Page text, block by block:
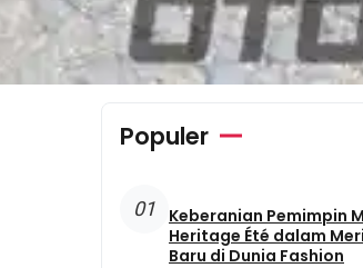
Populer
01
Keberanian Pemimpin
Heritage Été dalam
Baru di Dunia Fashion